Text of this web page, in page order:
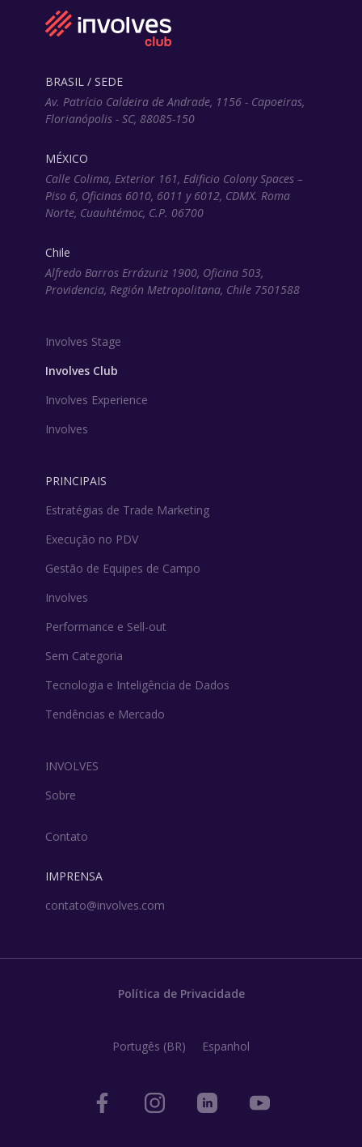
BRASIL / SEDE
Av. Patrício Caldeira de Andrade, 1156 - Capoeiras,
Florianópolis - SC, 88085-150
MÉXICO
Calle Colima, Exterior 161, Edificio Colony Spaces –
Piso 6, Oficinas 6010, 6011 y 6012, CDMX. Roma
Norte, Cuauhtémoc, C.P. 06700
Chile
Alfredo Barros Errázuriz 1900, Oficina 503,
Providencia, Región Metropolitana, Chile 7501588
Involves Stage
Involves Club
Involves Experience
Involves
PRINCIPAIS
Estratégias de Trade Marketing
Execução no PDV
Gestão de Equipes de Campo
Involves
Performance e Sell-out
Sem Categoria
Tecnologia e Inteligência de Dados
Tendências e Mercado
INVOLVES
Sobre
Contato
IMPRENSA
contato@involves.com
Política de Privacidade
Portugês (BR) Espanhol